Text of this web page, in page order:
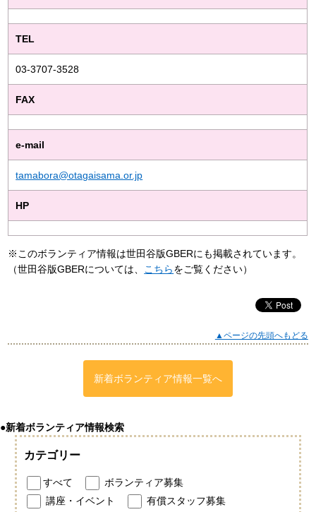
TEL
03-3707-3528
FAX
e-mail
tamabora@otagaisama.or.jp
HP
※このボランティア情報は世田谷版GBERにも掲載されています。
（世田谷版GBERについては、
こちらをご覧ください）
▲ページの先頭へもどる
新着ボランティア情報一覧へ
●新着ボランティア情報検索
カテゴリー
すべて
ボランティア募集
講座・イベント
有償スタッフ募集